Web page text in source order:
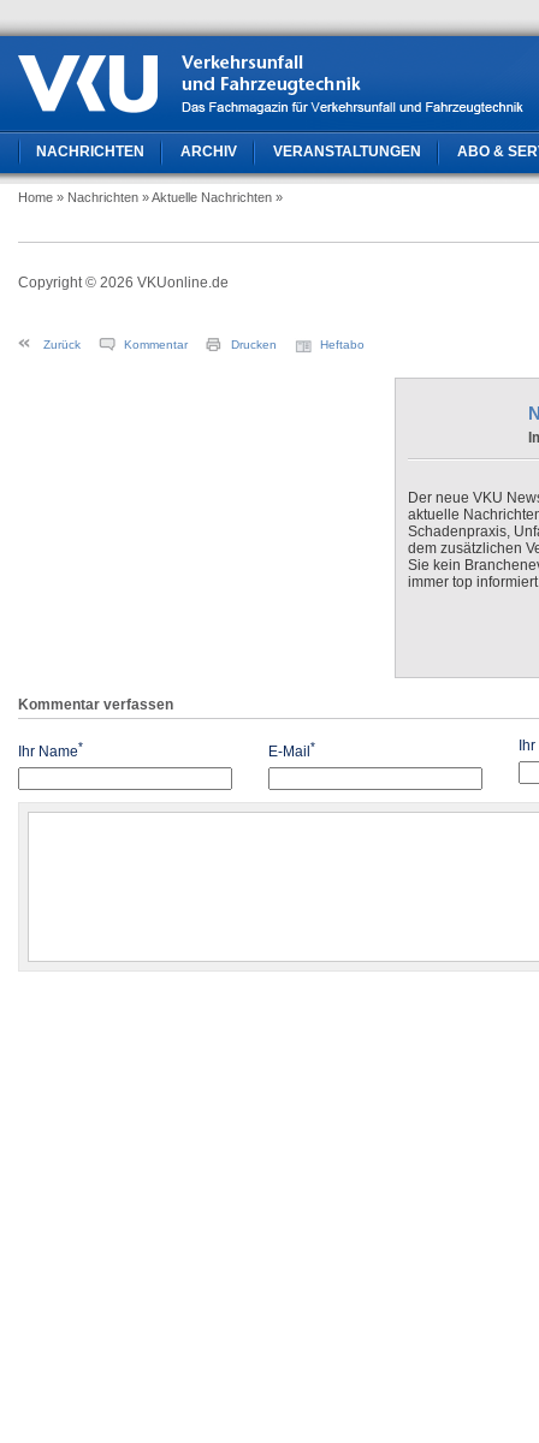
NACHRICHTEN ARCHIV VERANSTALTUNGEN ABO &
Home » Nachrichten » Aktuelle Nachrichten »
Copyright © 2026 VKUonline.de
Zurück Kommentar Drucken Heftabo
Der neue VKU
aktuelle
Schadenpraxis,
dem zusätzlichen
Sie kein
immer top
Kommentar verfassen
Ihr Name* E-Mail *